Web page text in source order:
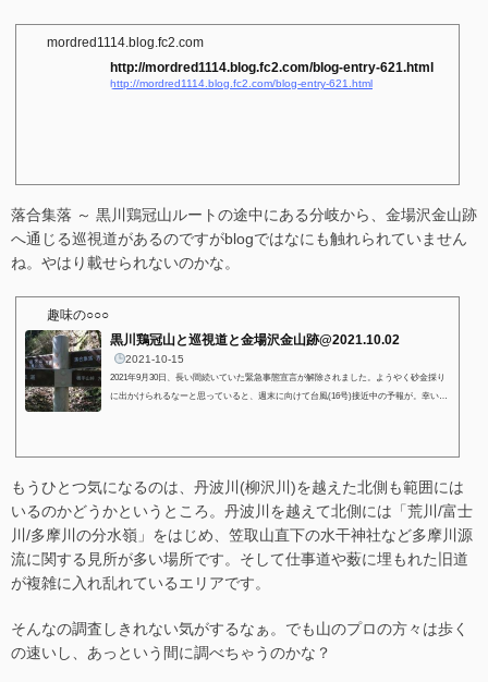
mordred1114.blog.fc2.com
http://mordred1114.blog.fc2.com/blog-entry-621.html
http://mordred1114.blog.fc2.com/blog-entry-621.html
落合集落 ～ 黒川鶏冠山ルートの途中にある分岐から、金場沢金山跡
へ通じる巡視道があるのですがblogではなにも触れられていません
ね。やはり載せられないのかな。
趣味の○○○
黒川鶏冠山と巡視道と金場沢金山跡@2021.10.02
2021-10-15
2021年9月30日、長い間続いていた緊急事態宣言が解除されました。ようやく砂金採り
に出かけられるなーと思っていると、週末に向けて台風(16号)接近中の予報が。幸いな
黒川鶏冠山へ登った時から気にな...
もうひとつ気になるのは、丹波川(柳沢川)を越えた北側も範囲には
いるのかどうかというところ。丹波川を越えて北側には「荒川/富士
川/多摩川の分水嶺」をはじめ、笠取山直下の水干神社など多摩川源
流に関する見所が多い場所です。そして仕事道や薮に埋もれた旧道
が複雑に入れ乱れているエリアです。
そんなの調査しきれない気がするなぁ。でも山のプロの方々は歩く
の速いし、あっという間に調べちゃうのかな？